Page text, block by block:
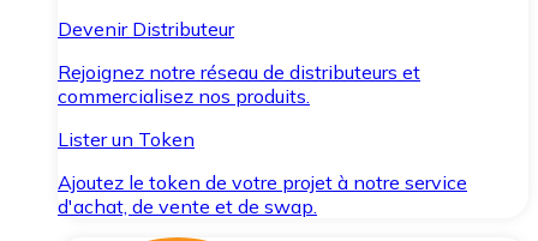
Devenir Distributeur
Rejoignez notre réseau de distributeurs et
commercialisez nos produits.
Lister un Token
Ajoutez le token de votre projet à notre service
d'achat, de vente et de swap.